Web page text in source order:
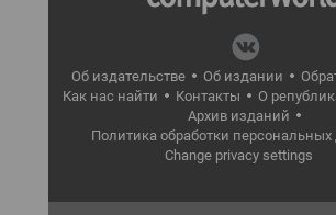
Об издательстве Об издании
Как нас найти
Контакты О
Архив изданий
Политика обработки
Change privacy settings